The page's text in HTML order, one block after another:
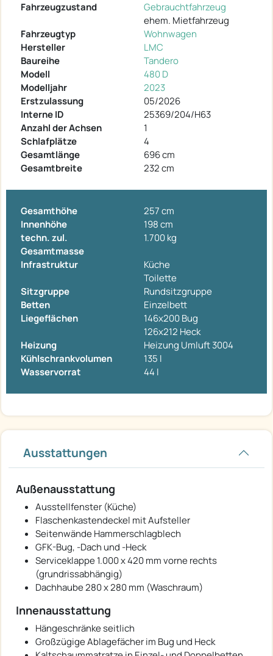
Fahrzeugzustand
Gebrauchtfahrzeug
ehem. Mietfahrzeug
Fahrzeugtyp
Wohnwagen
Hersteller
LMC
Baureihe
Tandero
Modell
480 D
Modelljahr
2023
Erstzulassung
05/2026
Interne ID
25369/204/H63
Anzahl der Achsen
1
Schlafplätze
4
Gesamtlänge
696 cm
Gesamtbreite
232 cm
Gesamthöhe
257 cm
Innenhöhe
198 cm
techn. zul.
Gesamtmasse
1.700 kg
Infrastruktur
Küche
Toilette
Sitzgruppe
Rundsitzgruppe
Betten
Einzelbett
Liegeflächen
146x200 Bug
126x212 Heck
Heizung
Heizung Umluft 3004
Kühlschrankvolumen
135 l
Wasservorrat
44 l
Ausstattungen
Außenausstattung
Ausstellfenster (Küche)
Flaschenkastendeckel mit Aufsteller
Seitenwände Hammerschlagblech
GFK-Bug, -Dach und -Heck
Serviceklappe 1.000 x 420 mm vorne rechts
(grundrissabhängig)
Dachhaube 280 x 280 mm (Waschraum)
Innenausstattung
Hängeschränke seitlich
Großzügige Ablagefächer im Bug und Heck